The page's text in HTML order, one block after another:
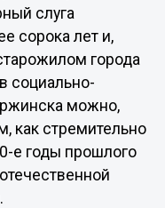
слуга
сорока лет и,
города
социально-
можно,
как стремительно
е годы прошлого